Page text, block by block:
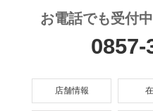
お電話でも受付中
0857-
店舗情報